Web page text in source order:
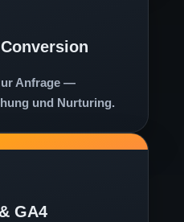
Anfrage —
und Nurturing.
GA4